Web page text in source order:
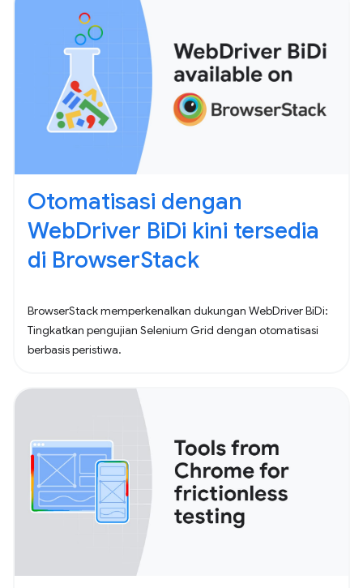
Otomatisasi dengan
WebDriver BiDi kini tersedia
di BrowserStack
BrowserStack memperkenalkan dukungan WebDriver BiDi:
Tingkatkan pengujian Selenium Grid dengan otomatisasi
berbasis peristiwa.